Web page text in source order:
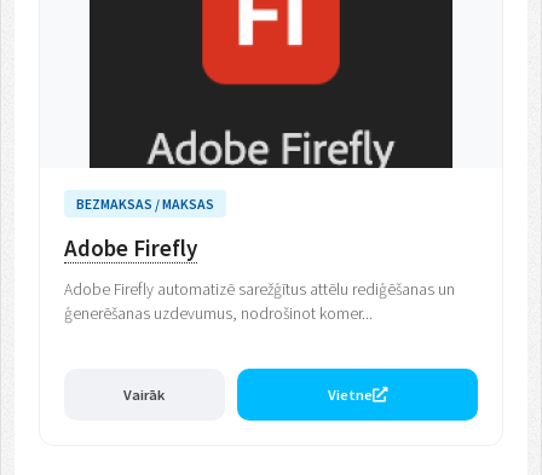
BEZMAKSAS / MAKSAS
Adobe Firefly
Adobe Firefly automatizē sarežģītus attēlu rediģēšanas un
ģenerēšanas uzdevumus, nodrošinot komer...
Vairāk Vietne